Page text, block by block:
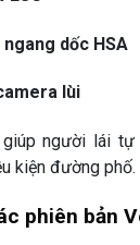
dốc HSA
lùi
giúp người lái
kiện đường phố.
phiên bản